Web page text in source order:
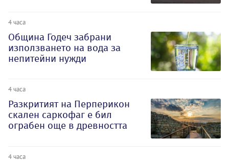
4 часа
Община Годеч забрани
използването на вода за
непитейни нужди
4 часа
Разкритият на Перперикон
скален саркофаг е бил
ограбен още в древността
4 часа